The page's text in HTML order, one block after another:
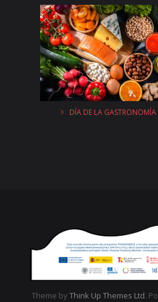
DÍA DE LA GASTRONOMÍA
Theme by Think Up Themes Ltd.